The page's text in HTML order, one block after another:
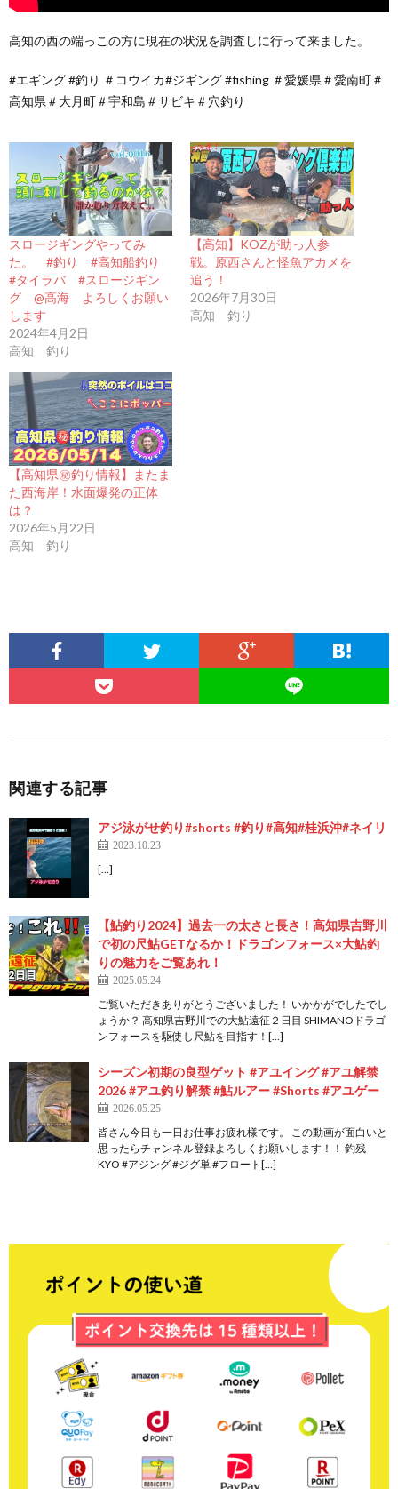
高知の西の端っこの方に現在の状況を調査しに行って来ました。
#エギング #釣り ＃コウイカ#ジギング #fishing ＃愛媛県＃愛南町＃
高知県＃大月町＃宇和島＃サビキ＃穴釣り
スロージギングやってみ
た。 #釣り #高知船釣り
#タイラバ #スロージギン
グ @高海 よろしくお願い
します
2024年4月2日
高知 釣り
【高知】KOZが助っ人参
戦。原西さんと怪魚アカメを
追う！
2026年7月30日
高知 釣り
【高知県㊙️釣り情報】またま
た西海岸！水面爆発の正体
は？
2026年5月22日
高知 釣り
関連する記事
アジ泳がせ釣り#shorts #釣り#高知#桂浜沖#ネイリ
2023.10.23
[…]
【鮎釣り2024】過去一の太さと長さ！高知県吉野川
で初の尺鮎GETなるか！ドラゴンフォース×大鮎釣
りの魅力をご覧あれ！
2025.05.24
ご覧いただきありがとうございました！ いかかがでしたでし
ょうか？ 高知県吉野川での大鮎遠征２日目 SHIMANOドラゴ
ンフォースを駆使し尺鮎を目指す！[…]
シーズン初期の良型ゲット #アユイング #アユ解禁
2026 #アユ釣り解禁 #鮎ルアー #Shorts #アユゲー
2026.05.25
皆さん今日も一日お仕事お疲れ様です。 この動画が面白いと
思ったらチャンネル登録よろしくお願いします！！ 釣残
KYO #アジング #ジグ単 #フロート[…]